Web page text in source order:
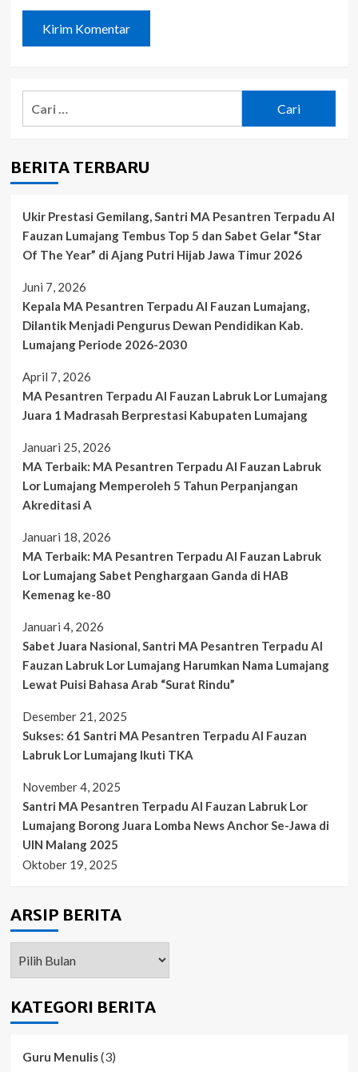
BERITA TERBARU
Ukir Prestasi Gemilang, Santri MA Pesantren Terpadu Al
Fauzan Lumajang Tembus Top 5 dan Sabet Gelar “Star
Of The Year” di Ajang Putri Hijab Jawa Timur 2026
Juni 7, 2026
Kepala MA Pesantren Terpadu Al Fauzan Lumajang,
Dilantik Menjadi Pengurus Dewan Pendidikan Kab.
Lumajang Periode 2026-2030
April 7, 2026
MA Pesantren Terpadu Al Fauzan Labruk Lor Lumajang
Juara 1 Madrasah Berprestasi Kabupaten Lumajang
Januari 25, 2026
MA Terbaik: MA Pesantren Terpadu Al Fauzan Labruk
Lor Lumajang Memperoleh 5 Tahun Perpanjangan
Akreditasi A
Januari 18, 2026
MA Terbaik: MA Pesantren Terpadu Al Fauzan Labruk
Lor Lumajang Sabet Penghargaan Ganda di HAB
Kemenag ke-80
Januari 4, 2026
Sabet Juara Nasional, Santri MA Pesantren Terpadu Al
Fauzan Labruk Lor Lumajang Harumkan Nama Lumajang
Lewat Puisi Bahasa Arab “Surat Rindu”
Desember 21, 2025
Sukses: 61 Santri MA Pesantren Terpadu Al Fauzan
Labruk Lor Lumajang Ikuti TKA
November 4, 2025
Santri MA Pesantren Terpadu Al Fauzan Labruk Lor
Lumajang Borong Juara Lomba News Anchor Se-Jawa di
UIN Malang 2025
Oktober 19, 2025
ARSIP BERITA
KATEGORI BERITA
Guru Menulis(3)